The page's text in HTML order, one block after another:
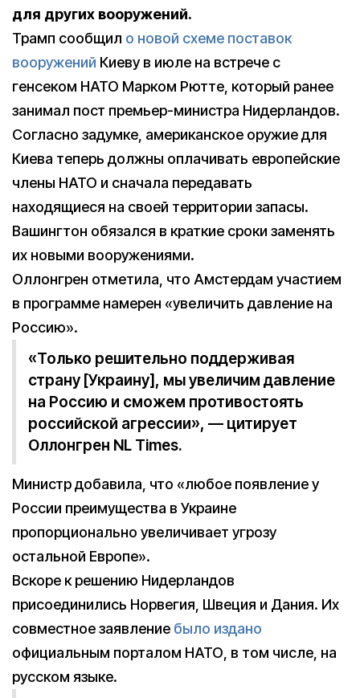
для других вооружений.
Трамп сообщил о новой схеме поставок
вооружений Киеву в июле на встрече с
генсеком НАТО Марком Рютте, который ранее
занимал пост премьер-министра Нидерландов.
Согласно задумке, американское оружие для
Киева теперь должны оплачивать европейские
члены НАТО и сначала передавать
находящиеся на своей территории запасы.
Вашингтон обязался в краткие сроки заменять
их новыми вооружениями.
Оллонгрен отметила, что Амстердам участием
в программе намерен «увеличить давление на
Россию».
«Только решительно поддерживая
страну [Украину], мы увеличим давление
на Россию и сможем противостоять
российской агрессии», — цитирует
Оллонгрен NL Times.
Министр добавила, что «любое появление у
России преимущества в Украине
пропорционально увеличивает угрозу
остальной Европе».
Вскоре к решению Нидерландов
присоединились Норвегия, Швеция и Дания. Их
совместное заявление было издано
официальным порталом НАТО, в том числе, на
русском языке.